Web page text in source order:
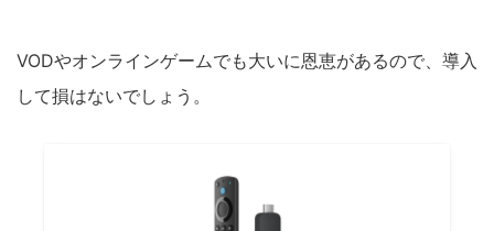
VODやオンラインゲームでも大いに恩恵があるので、導入
して損はないでしょう。